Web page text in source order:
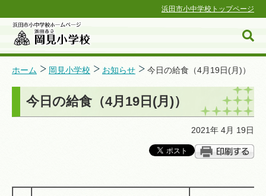
浜田市小中学校トップページ
浜田市小中学校ホームページ
ホーム 岡見小学校 お知らせ 今日の給食（4月19日(月)）
今日の給食（4月19日(月)）
2021年 4月 19日